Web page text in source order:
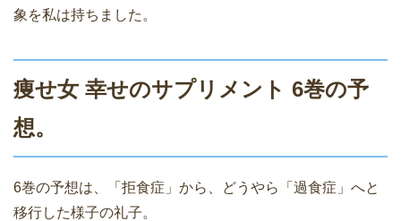
象を私は持ちました。
痩せ女 幸せのサプリメント 6巻の予
想。
6巻の予想は、「拒食症」から、どうやら「過食症」へと
移行した様子の礼子。